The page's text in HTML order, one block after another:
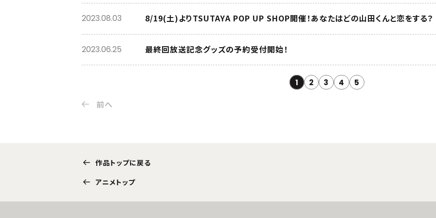
8/19(土)よりTSUTAYA POP UP SHOP開催！あなたはどの山田くんと恋をする？
2023.08.03
最終回放送記念グッズの予約受付開始！
2023.06.25
1 2 3 4 5
前へ
作品トップに戻る
アニメトップ